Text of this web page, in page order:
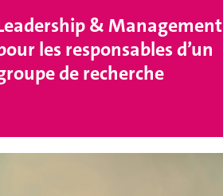
& Management
les responsables d’un
de recherche